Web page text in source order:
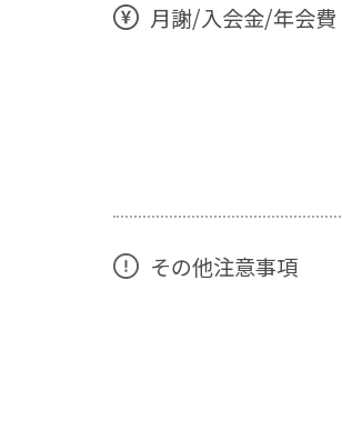
月謝/入会金/年会費
その他注意事項